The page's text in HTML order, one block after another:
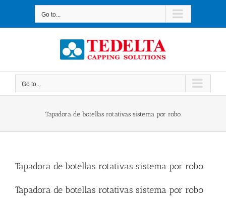
Go to...
Go to...
Tapadora de botellas rotativas sistema por robo
Tapadora de botellas rotativas sistema por robo
Tapadora de botellas rotativas sistema por robo